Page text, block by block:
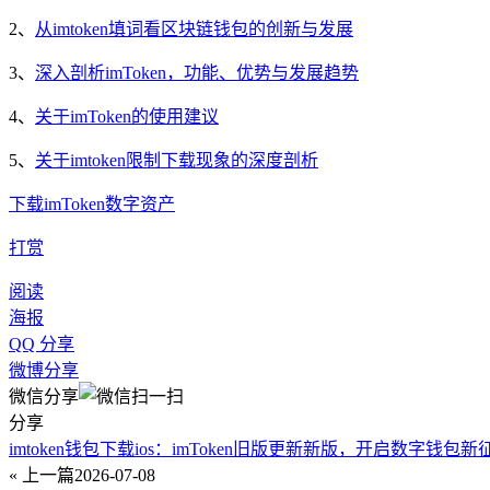
2、 从imtoken填词看区块链钱包的创新与发展
3、 深入剖析imToken，功能、优势与发展趋势
4、 关于imToken的使用建议
5、 关于imtoken限制下载现象的深度剖析
下载imToken数字资产
打赏
阅读
海报
QQ 分享
微博分享
微信分享
分享
imtoken钱包下载ios：imToken旧版更新新版，开启数字钱包新
« 上一篇2026-07-08